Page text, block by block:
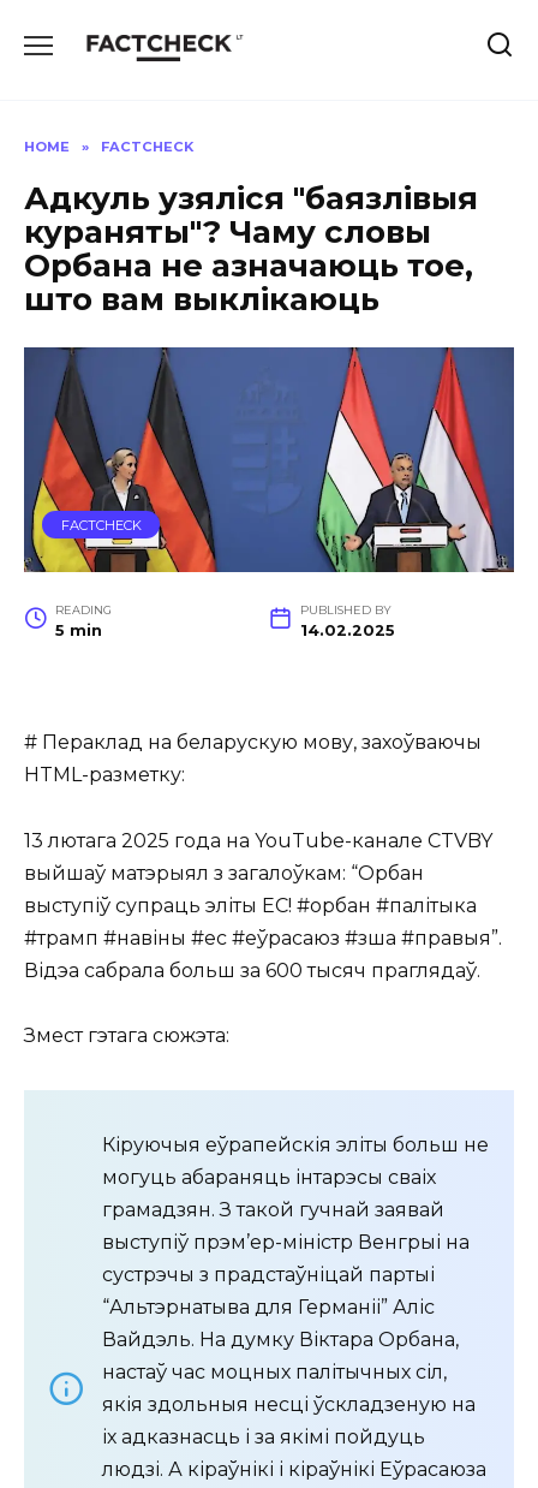
HOME » FACTCHECK
Адкуль узяліся "баязлівыя
кураняты"? Чаму словы
Орбана не азначаюць тое,
што вам выклікаюць
FACTCHECK
READING
5 min
PUBLISHED BY
14.02.2025
# Пераклад на беларускую мову, захоўваючы
HTML-разметку:
13 лютага 2025 года на YouTube-канале CTVBY
выйшаў матэрыял з загалоўкам: “Орбан
выступіў супраць эліты ЕС! #орбан #палітыка
#трамп #навіны #ес #еўрасаюз #зша #правыя”.
Відэа сабрала больш за 600 тысяч праглядаў.
Змест гэтага сюжэта:
Кіруючыя еўрапейскія эліты больш не
могуць абараняць інтарэсы сваіх
грамадзян. З такой гучнай заявай
выступіў прэм’ер-міністр Венгрыі на
сустрэчы з прадстаўніцай партыі
“Альтэрнатыва для Германіі” Аліс
Вайдэль. На думку Віктара Орбана,
настаў час моцных палітычных сіл,
якія здольныя несці ўскладзеную на
іх адказнасць і за якімі пойдуць
людзі. А кіраўнікі і кіраўнікі Еўрасаюза